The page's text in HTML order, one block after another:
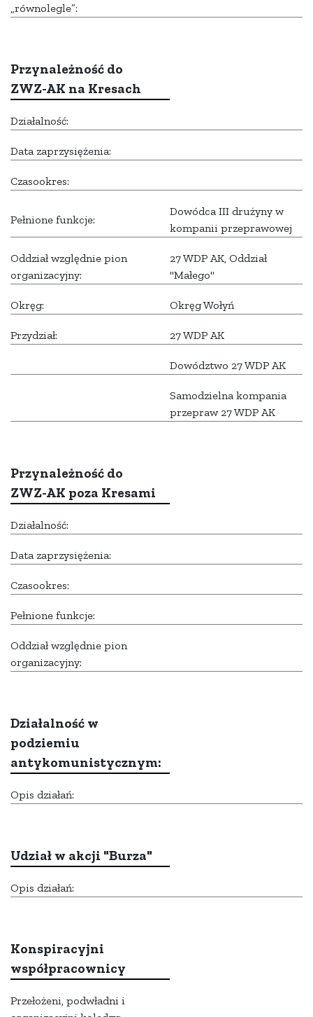
„równolegle”:
Przynależność do
ZWZ-AK na Kresach
Działalność:
Data zaprzysiężenia:
Czasookres:
Pełnione funkcje:
Dowódca III drużyny w
kompanii przeprawowej
Oddział względnie pion
organizacyjny:
27 WDP AK, Oddział
"Małego"
Okręg: Okręg Wołyń
Przydział: 27 WDP AK
Dowództwo 27 WDP AK
Samodzielna kompania
przepraw 27 WDP AK
Przynależność do
ZWZ-AK poza Kresami
Działalność:
Data zaprzysiężenia:
Czasookres:
Pełnione funkcje:
Oddział względnie pion
organizacyjny:
Działalność w
podziemiu
antykomunistycznym:
Opis działań:
Udział w akcji "Burza"
Opis działań:
Konspiracyjni
współpracownicy
Przełożeni, podwładni i